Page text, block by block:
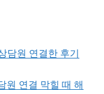
담원 연결한 후기
원 연결 막힐 때 해